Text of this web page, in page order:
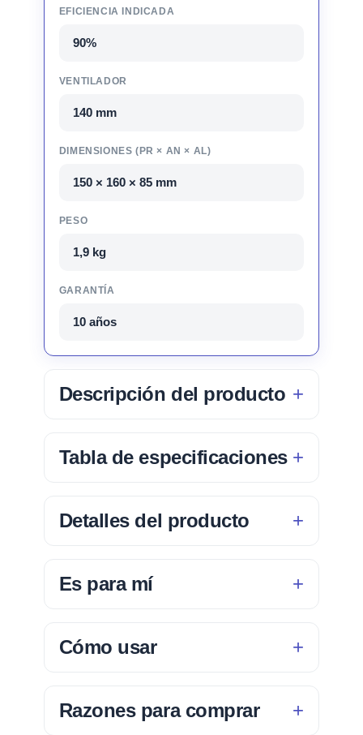
EFICIENCIA INDICADA
90%
VENTILADOR
140 mm
DIMENSIONES (PR × AN × AL)
150 × 160 × 85 mm
PESO
1,9 kg
GARANTÍA
10 años
Descripción del producto
Tabla de especificaciones
Detalles del producto
Es para mí
Cómo usar
Razones para comprar